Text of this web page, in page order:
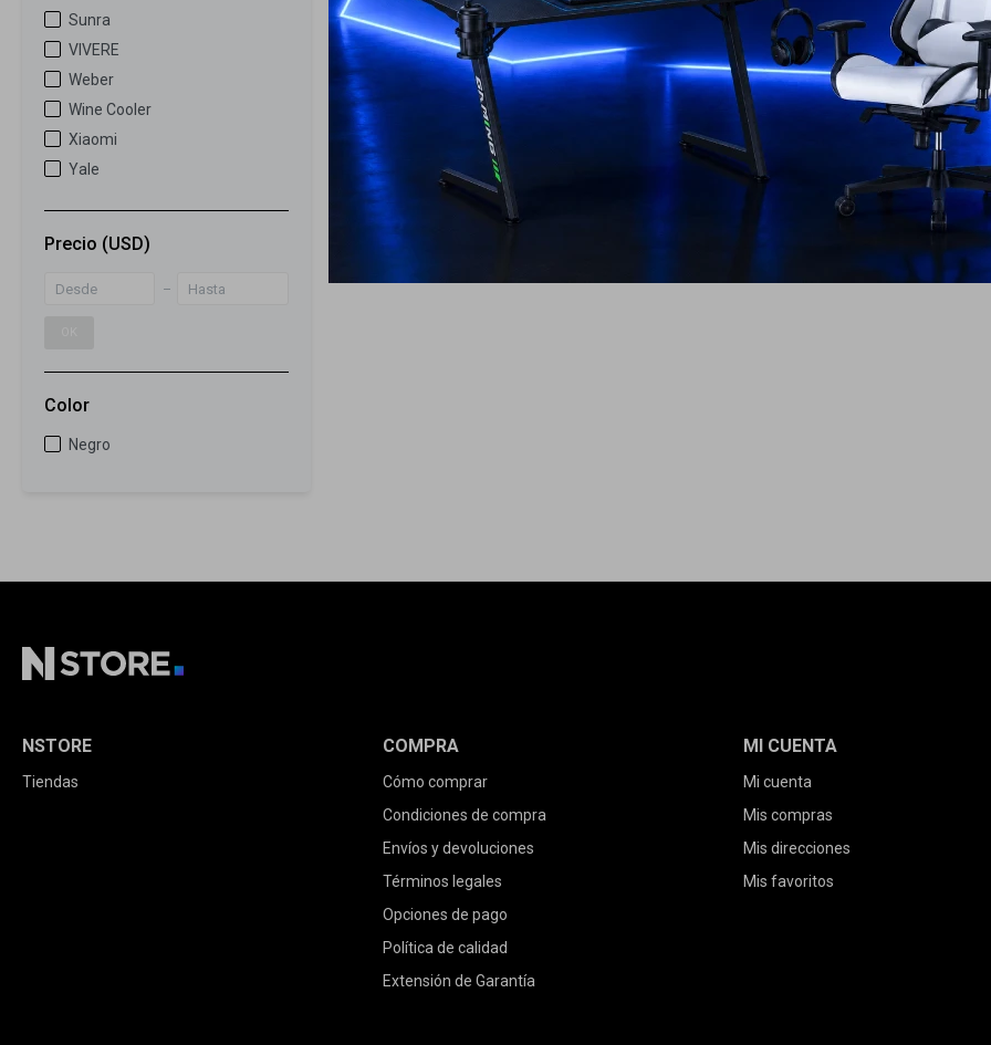
Sunra
VIVERE
Weber
Wine Cooler
Xiaomi
Yale
Precio (USD)
Color
Negro
NSTORE
Tiendas
COMPRA
Cómo comprar
Condiciones de compra
Envíos y devoluciones
Términos legales
Opciones de pago
Política de calidad
Extensión de Garantía
MI CUENTA
Mi cuenta
Mis compras
Mis direcciones
Mis favoritos